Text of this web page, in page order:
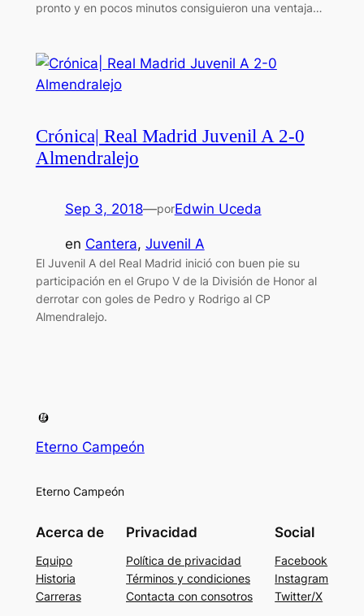
pronto y en pocos minutos consiguieron una ventaja…
Crónica| Real Madrid Juvenil A 2-0
Almendralejo
Sep 3, 2018—porEdwin Uceda
en Cantera, Juvenil A
El Juvenil A del Real Madrid inició con buen pie su
participación en el Grupo V de la División de Honor al
derrotar con goles de Pedro y Rodrigo al CP
Almendralejo.
Eterno Campeón
Eterno Campeón
Acerca de
Equipo
Historia
Carreras
Privacidad
Política de privacidad
Términos y condiciones
Contacta con consotros
Social
Facebook
Instagram
Twitter/X